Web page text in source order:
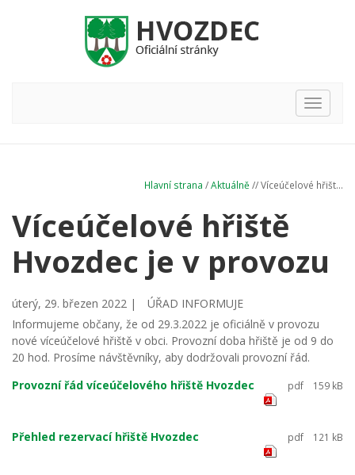
Hlavní
nabídka
Hlavní strana /Aktuálně // Víceúčelové hřišt...
Víceúčelové hřiště
Hvozdec je v provozu
úterý, 29. březen 2022 |
ÚŘAD INFORMUJE
Informujeme občany, že od 29.3.2022 je oficiálně v provozu
nové víceúčelové hřiště v obci. Provozní doba hřiště je od 9 do
20 hod. Prosíme návštěvníky, aby dodržovali provozní řád.
Provozní řád víceúčelového hřiště Hvozdec
pdf 159 kB
Přehled rezervací hřiště Hvozdec pdf 121 kB